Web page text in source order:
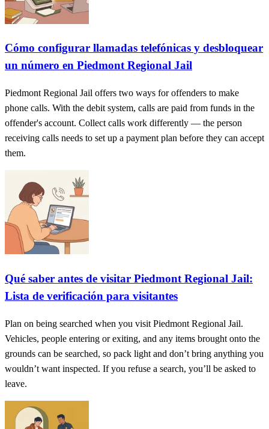
Cómo configurar llamadas telefónicas y desbloquear
un número en Piedmont Regional Jail
Piedmont Regional Jail offers two ways for offenders to make
phone calls. With the debit system, calls are paid from funds in the
offender's account. Collect calls work differently — the person
receiving calls needs to set up a payment plan before they can accept
them.
Qué saber antes de visitar Piedmont Regional Jail:
Lista de verificación para visitantes
Plan on being searched when you visit Piedmont Regional Jail.
Vehicles, people entering or exiting, and any items brought onto the
grounds can be searched, so pack light and don’t bring anything you
wouldn’t want inspected. If you refuse a search, you’ll be asked to
leave.